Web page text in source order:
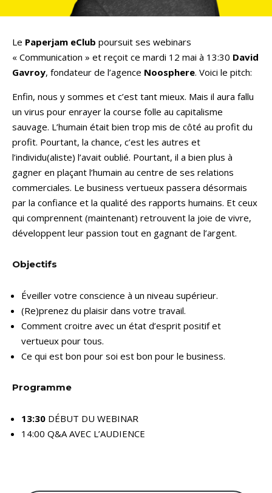
Le Paperjam eClub poursuit ses webinars
« Communication » et reçoit ce mardi 12 mai à 13:30 David
Gavroy, fondateur de l’agence Noosphere. Voici le pitch:
Enfin, nous y sommes et c’est tant mieux. Mais il aura fallu
un virus pour enrayer la course folle au capitalisme
sauvage. L’humain était bien trop mis de côté au profit du
profit. Pourtant, la chance, c’est les autres et
l’individu(aliste) l’avait oublié. Pourtant, il a bien plus à
gagner en plaçant l’humain au centre de ses relations
commerciales. Le business vertueux passera désormais
par la confiance et la qualité des rapports humains. Et ceux
qui comprennent (maintenant) retrouvent la joie de vivre,
développent leur passion tout en gagnant de l’argent.
Objectifs
Éveiller votre conscience à un niveau supérieur.
(Re)prenez du plaisir dans votre travail.
Comment croitre avec un état d’esprit positif et
vertueux pour tous.
Ce qui est bon pour soi est bon pour le business.
Programme
13:30 DÉBUT DU WEBINAR
14:00 Q&A AVEC L’AUDIENCE